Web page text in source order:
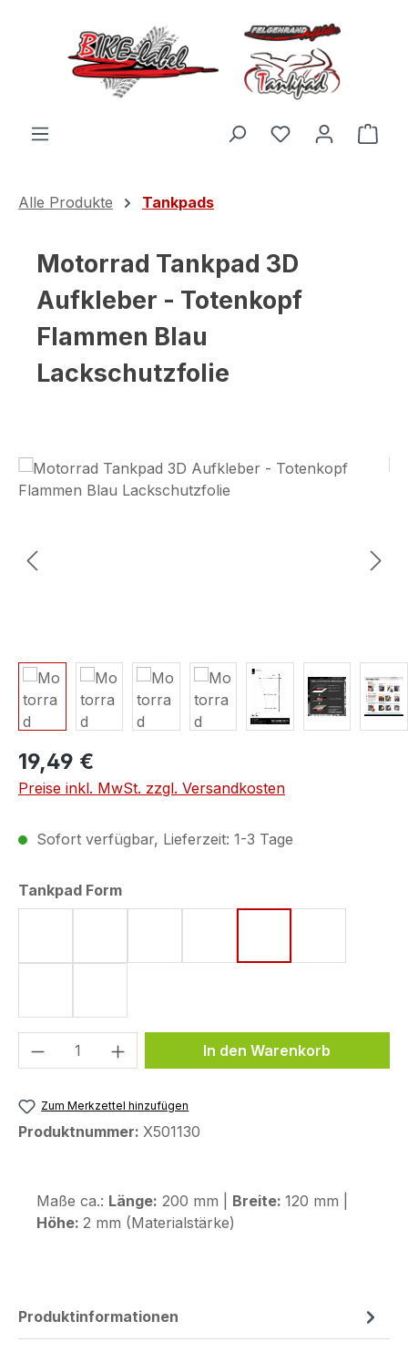
Zum Hauptinhalt springen
Du hast 0
Alle Produkte Tankpads
Motorrad Tankpad 3D
Aufkleber - Totenkopf
Flammen Blau
Lackschutzfolie
Bildergalerie überspringen
19,49 €
Preise inkl. MwSt. zzgl. Versandkosten
Sofort verfügbar, Lieferzeit: 1-3 Tage
Tankpad Formauswählen
Produkt Anzahl: Gib denIn den Warenkorb
Zum Merkzettel hinzufügen
Produktnummer: X501130
Maße ca.: Länge: 200 mm | Breite: 120 mm |
Höhe: 2 mm (Materialstärke)
Produktinformationen